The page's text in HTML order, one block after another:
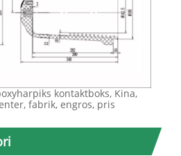
kontaktboks, Kina,
fabrik, engros, pris